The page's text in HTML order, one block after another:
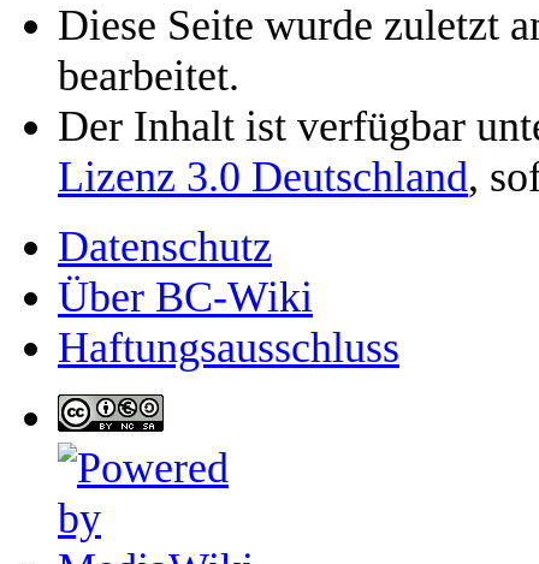
Diese Seite wurde zuletzt
bearbeitet.
Der Inhalt ist verfügbar
Lizenz 3.0 Deutschland,
Datenschutz
Über BC-Wiki
Haftungsausschluss